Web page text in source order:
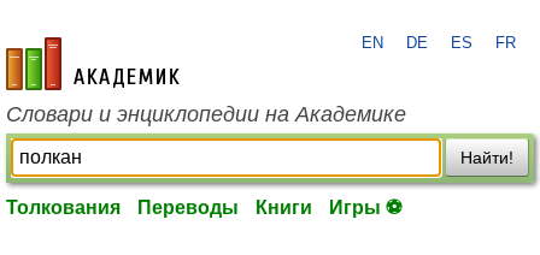
academic.ru
EN DE ES FR
Словари и энциклопедии на Академике
Найти!
Толкования Переводы Книги Игры ⚽